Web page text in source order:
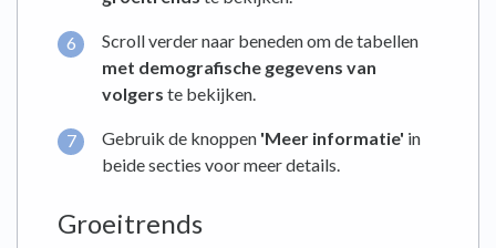
Scroll verder naar beneden om de tabellen
met demografische gegevens van
volgers te bekijken.
Gebruik de knoppen 'Meer informatie' in
beide secties voor meer details.
Groeitrends